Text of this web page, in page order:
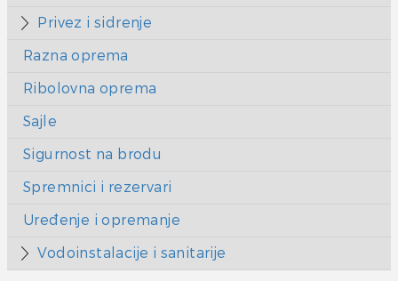
Privez i sidrenje
Razna oprema
Ribolovna oprema
Sajle
Sigurnost na brodu
Spremnici i rezervari
Uređenje i opremanje
Vodoinstalacije i sanitarije